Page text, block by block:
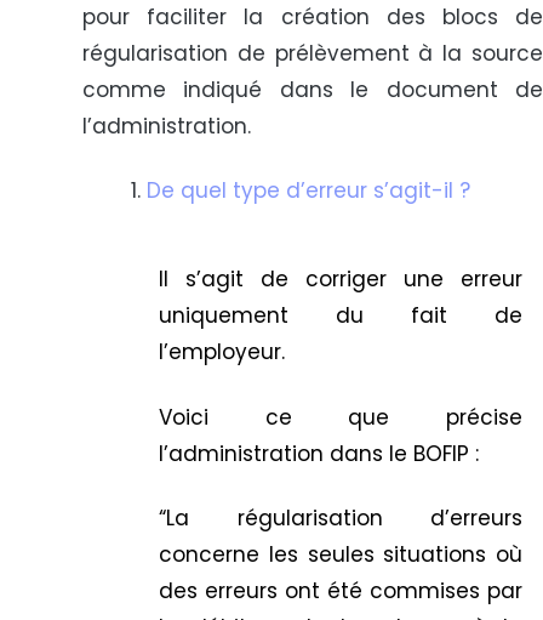
pour faciliter la création des blocs de
régularisation de prélèvement à la source
comme indiqué dans le document de
l’administration.
De quel type d’erreur s’agit-il ?
Il s’agit de corriger une erreur
uniquement du fait de
l’employeur.
Voici ce que précise
l’administration dans le BOFIP :
“La régularisation d’erreurs
concerne les seules situations où
des erreurs ont été commises par